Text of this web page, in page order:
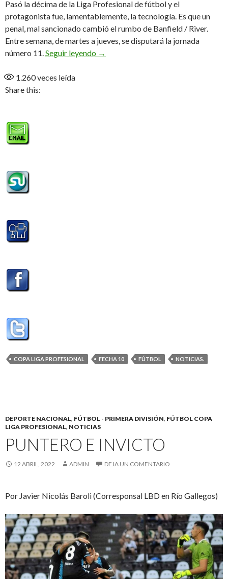
Pasó la décima de la Liga Profesional de fútbol y el
protagonista fue, lamentablemente, la tecnología. Es que un
penal, mal sancionado cambió el rumbo de Banfield / River.
Entre semana, de martes a jueves, se disputará la jornada
número 11.Seguir leyendo El VAR en el ojo de la tormenta
→
1.260veces leída
Share this:
COPA LIGA PROFESIONAL FECHA 10 FÚTBOL NOTICIAS.
DEPORTE NACIONAL, FÚTBOL - PRIMERA DIVISIÓN, FÚTBOL COPA
LIGA PROFESIONAL, NOTICIAS
PUNTERO E INVICTO
12 ABRIL, 2022 ADMIN DEJA UN COMENTARIO
Por Javier Nicolás Baroli (Corresponsal LBD en Río Gallegos)